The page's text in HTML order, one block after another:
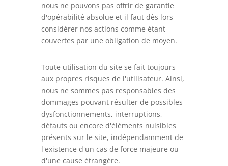
nous ne pouvons pas offrir de garantie
d'opérabilité absolue et il faut dès lors
considérer nos actions comme étant
couvertes par une obligation de moyen.
Toute utilisation du site se fait toujours
aux propres risques de l'utilisateur. Ainsi,
nous ne sommes pas responsables des
dommages pouvant résulter de possibles
dysfonctionnements, interruptions,
défauts ou encore d'éléments nuisibles
présents sur le site, indépendamment de
l'existence d'un cas de force majeure ou
d'une cause étrangère.